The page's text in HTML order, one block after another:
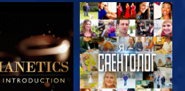
СМОТРЕТЬ
ПЕРЕДАЧИ
СМОТРЕТЬ